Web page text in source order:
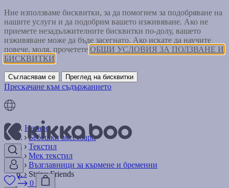
Ние използваме бисквитки, за да помогнем за подобряване на
нашите услуги и да подобрим вашето изживяване. Ако не
приемете незадължителните бисквитки по-долу, вашето
изживяване може да бъде засегнато. Ако искате да научите
повече, моля, прочетете ОБЩИ УСЛОВИЯ ЗА ПОЛЗВАНЕ И
БИСКВИТКИ
Съгласявам се Преглед на бисквитки
Прескачане към съдържанието
0
Начало
Бебешки аксесоари
Текстил
Мек текстил
Възглавници за кърмене и бременни
Stripy Friends